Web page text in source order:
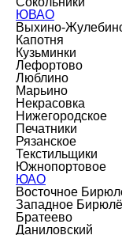
ЮВАО
Выхино-
Капотня
Кузьминки
Лефортово
Люблино
Марьино
Некрасовка
Нижегородское
Печатники
Рязанское
Текстильщики
Южнопортовое
ЮАО
Восточное
Западное
Братеево
Даниловский